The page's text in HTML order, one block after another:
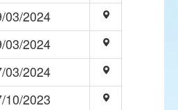
03/2024
03/2024
03/2024
10/2023